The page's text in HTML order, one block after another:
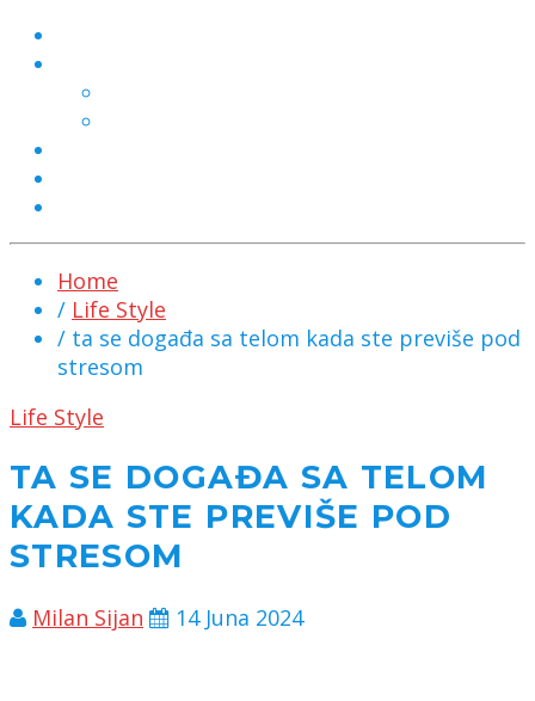
Home
/ Life Style
/ ta se događa sa telom kada ste previše pod
stresom
Life Style
TA SE DOGAĐA SA TELOM
KADA STE PREVIŠE POD
STRESOM
Milan Sijan 14 Juna 2024